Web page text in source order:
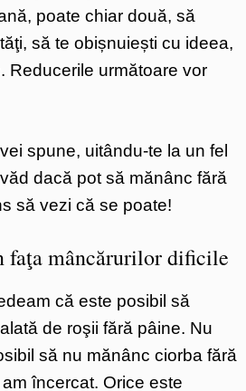
poate chiar două, să
să te obișnuiești cu ideea,
Reducerile următoare vor
spune, uitându-te la un fel
dacă pot să mănânc fără
să vezi că se poate!
faţa mâncărurilor dificile
că este posibil să
de roşii fără pâine. Nu
să nu mănânc ciorba fără
încercat. Orice este